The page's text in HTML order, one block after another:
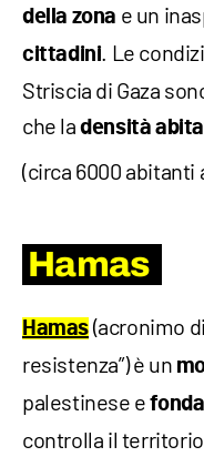
della zona e un
cittadini. Le
Striscia di Gaza
che ladensità
(circa 6000 abitanti
Hamas
Hamas (acronimo
resistenza”) è un
palestinese e
controlla il